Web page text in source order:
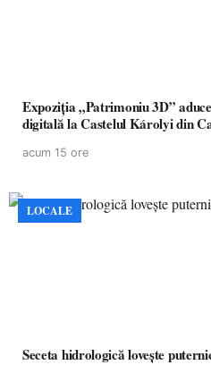
Expoziția „Patrimoniu 3D”
digitală la Castelul Károlyi din
acum 15 ore
LOCALE
Seceta hidrologică lovește